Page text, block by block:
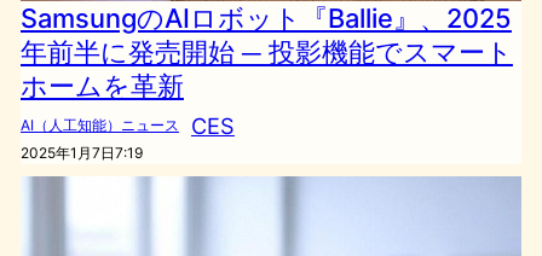
SamsungのAIロボット『Ballie』、2025
年前半に発売開始 ─ 投影機能でスマート
ホームを革新
AI（人工知能）ニュース CES
2025年1月7日7:19